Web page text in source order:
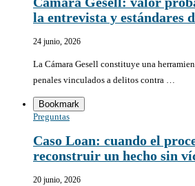
la entrevista y estándares
24 junio, 2026
La Cámara Gesell constituye una
penales vinculados a delitos contra …
Bookmark
Preguntas
Caso Loan: cuando el
reconstruir un hecho sin
20 junio, 2026